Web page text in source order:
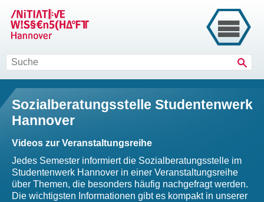
Sozialberatungsstelle Studentenwerk
Hannover
Videos zur Veranstaltungsreihe
Jedes Semester informiert die Sozialberatungsstelle im
Studentenwerk Hannover in einer Veranstaltungsreihe
über Themen, die besonders häufig nachgefragt werden.
Die wichtigsten Informationen gibt es kompakt in unserer